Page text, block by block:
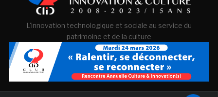
L'innovation technologique et sociale au service du
patrimoine et de la culture